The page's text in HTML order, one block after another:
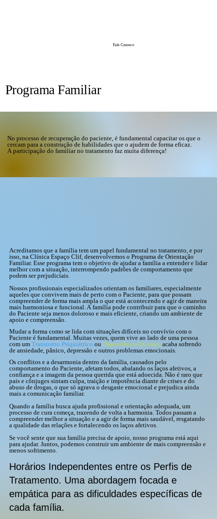
Fale Conosco
Programa Familiar
No processo de recuperação do paciente, é fundamental capacitar os que o
cercam para a construção de habilidades que o ajudem de forma eficaz.
A participação do familiar no tratamento faz muita diferença!
Acreditamos que a família tem um papel fundamental no tratamento, e por
isso, na Clínica Espaço Clif, desenvolvemos o Programa de Orientação
Familiar. Esse programa tem o objetivo de ajudar a família a entender e lidar
melhor com a situação, interrompendo padrões de comportamento que
podem ser prejudiciais.
Nossos profissionais especializados orientam os familiares, especialmente
aqueles que convivem mais de perto com o Paciente, para que possam
compreender de forma mais ampla o que está acontecendo e agir de maneira
mais harmoniosa e funcional. A família pode contribuir para que o caminho
do Paciente seja menos doloroso e mais eficiente, criando um ambiente de
apoio e compreensão.
Mudar a forma como se lida com situações difíceis no convívio com o
Paciente é fundamental. Muitas vezes, quem vive ao lado de uma pessoa
com umTranstorno Psiquiátrico ouDependência Química acaba sofrendo
de ansiedade, pânico, depressão e outros problemas emocionais.
Os conflitos e a desarmonia dentro da família, causados pelo
comportamento do Paciente, afetam todos, abalando os laços afetivos, a
confiança e a imagem da pessoa querida que está adoecida. Não é raro que
pais e cônjuges sintam culpa, traição e impotência diante de crises e do
abuso de drogas, o que só agrava o desgaste emocional e prejudica ainda
mais a comunicação familiar.
Quando a família busca ajuda profissional e orientação adequada, um
processo de cura começa, trazendo de volta a harmonia. Todos passam a
compreender melhor a situação e a agir de forma mais saudável, resgatando
a qualidade das relações e fortalecendo os laços afetivos.
Se você sente que sua família precisa de apoio, nosso programa está aqui
para ajudar. Juntos, podemos construir um ambiente de mais compreensão e
menos sofrimento.
Horários Independentes entre os Perfis de
Tratamento. Uma abordagem focada e
empática para as dificuldades específicas de
cada família.